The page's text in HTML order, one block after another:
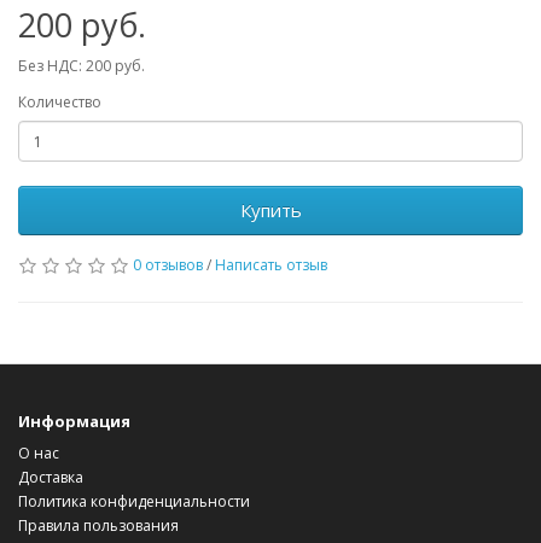
200 руб.
Без НДС: 200 руб.
Количество
Купить
0 отзывов/ Написать отзыв
Информация
О нас
Доставка
Политика конфиденциальности
Правила пользования